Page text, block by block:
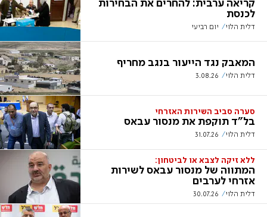
קריאה ערבית: להחרים את הבחירות
לכנסת
דלית הלוי יום רביעי
המאבק נגד הייעור בנגב מחריף
דלית הלוי 3.08.26
סערה סביב השירות האזרחי
בל"ד תוקפת את מנסור עבאס
דלית הלוי 31.07.26
ללא זיקה לצבא או לביטחון:
המתווה של מנסור עבאס לשירות
אזרחי לערבים
דלית הלוי 30.07.26